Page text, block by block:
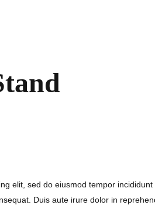
elit, sed do eiusmod tempor
Duis aute irure dolor in